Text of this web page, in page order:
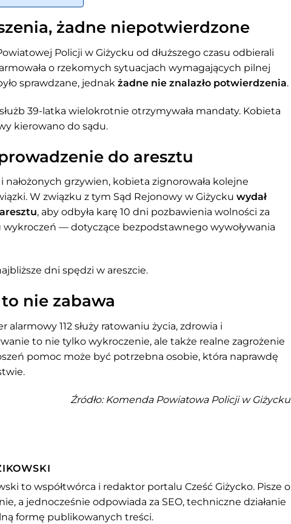
żadne niepotwierdzone
Policji w Giżycku od dłuższego czasu odbierali
o rzekomych sytuacjach wymagających pilnej
sprawdzane, jednak żadne nie znalazło potwierdzenia.
39-latka wielokrotnie otrzymywała mandaty. Kobieta
kierowano do sądu.
do aresztu
grzywien, kobieta zignorowała kolejne
W związku z tym Sąd Rejonowy w Giżycku wydał
, aby odbyła karę 10 dni pozbawienia wolności za
wykroczeń — dotyczące bezpodstawnego wywoływania
dni spędzi w areszcie.
nie zabawa
alarmowy 112 służy ratowaniu życia, zdrowia i
to nie tylko wykroczenie, ale także realne zagrożenie
pomoc może być potrzebna osobie, która naprawdę
Źródło: Komenda Powiatowa Policji w Giżycku
to współtwórca i redaktor portalu Cześć Giżycko. Pisze o
a jednocześnie odpowiada za SEO, techniczne działanie
formę publikowanych treści.